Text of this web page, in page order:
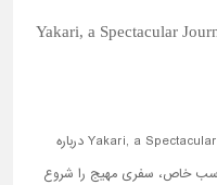
Yakari, a Spectacular
انیمیشن یاکاری، سفر ماجراجویانه Yakari, a Spectacular Journey درباره
اسب خاص، سفری مهیج را شروع